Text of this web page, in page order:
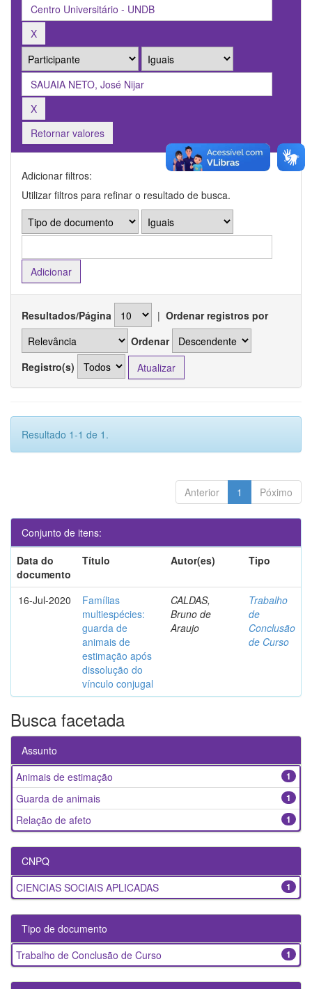
Retornar valores
Adicionar filtros:
Utilizar filtros para refinar o resultado de busca.
Resultados/Página | Ordenar registros por
Ordenar
Registro(s)
Resultado 1-1 de 1.
Anterior 1 Póximo
Conjunto de itens:
Data do
documento
Título Autor(es) Tipo
16-Jul-2020
Famílias
multiespécies:
guarda de
animais de
estimação após
dissolução do
vínculo conjugal
CALDAS,
Bruno de
Araujo
Trabalho
de
Conclusão
de Curso
Busca facetada
Assunto
1
Animais de estimação
1
Guarda de animais
1
Relação de afeto
CNPQ
1
CIENCIAS SOCIAIS APLICADAS
Tipo de documento
1
Trabalho de Conclusão de Curso